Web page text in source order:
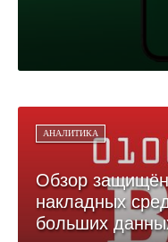
АНАЛИТИКА
Обзор
накладных
больших